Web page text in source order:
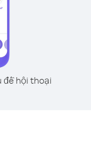
đề hội thoại